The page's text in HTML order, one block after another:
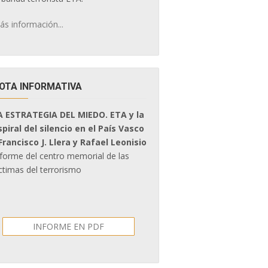
información...
INFORMATIVA
ESTRATEGIA DEL MIEDO. ETA y la
del silencio en el País Vasco
J. Llera y Rafael Leonisio
del centro memorial de las
del terrorismo
INFORME EN PDF